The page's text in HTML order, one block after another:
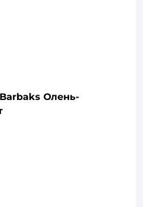
Олень-